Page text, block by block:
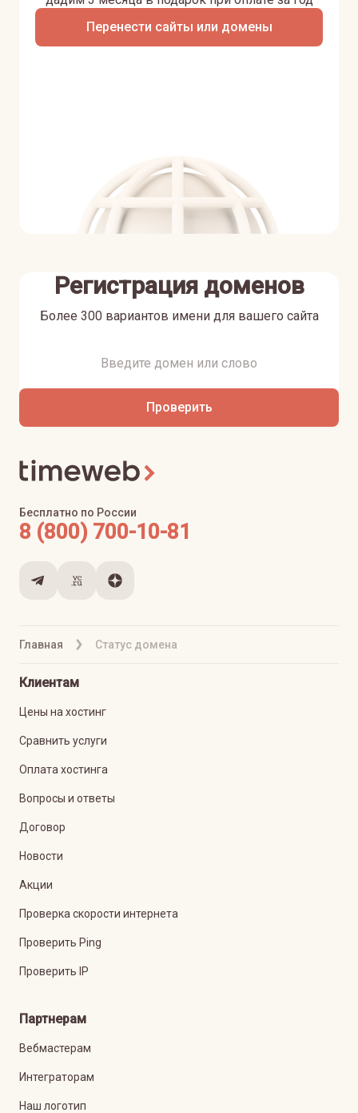
Перенести сайты или домены
Регистрация доменов
Более 300 вариантов имени для вашего сайта
Проверить
Главная Статус домена
Бесплатно по России
8 (800) 700-10-81
Клиентам
Цены на хостинг
Сравнить услуги
Оплата хостинга
Вопросы и ответы
Договор
Новости
Акции
Проверка скорости интернета
Проверить Ping
Проверить IP
Партнерам
Вебмастерам
Интеграторам
Наш логотип